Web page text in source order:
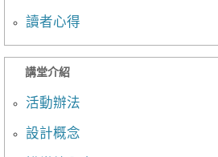
讀者心得
講堂介紹
活動辦法
設計概念